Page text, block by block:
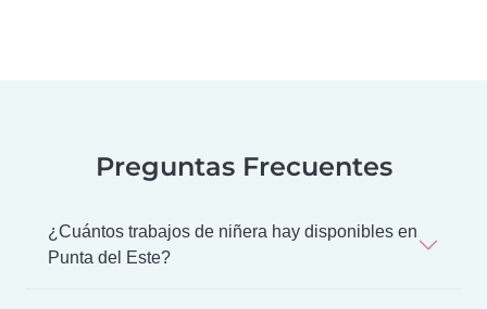
Preguntas Frecuentes
¿Cuántos trabajos de niñera hay disponibles en
Punta del Este?